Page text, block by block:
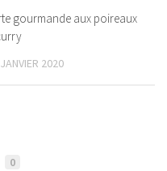
gourmande aux poireaux
2020
0